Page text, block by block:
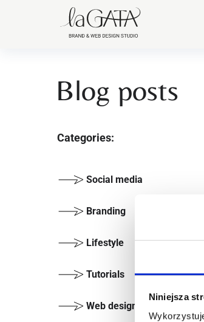
Niniejsza
Blog posts
Categories:
Social media
Branding
Lifestyle
Tutorials
Web design